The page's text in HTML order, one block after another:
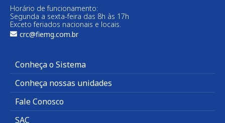
Horário de funcionamento:
Segunda a sexta-feira das 8h às 17h
Exceto feriados nacionais e locais.
crc@fiemg.com.br
Conheça o Sistema
Conheça nossas unidades
Fale Conosco
SAC